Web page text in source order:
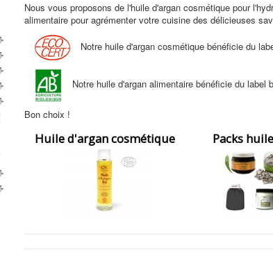
Nous vous proposons de l'huile d'argan cosmétique pour
alimentaire pour agrémenter votre cuisine des délicieuses
Notre huile d'argan cosmétique bénéficie du
Notre huile d'argan alimentaire bénéficie du
Bon choix !
Huile d'argan cosmétique Packs